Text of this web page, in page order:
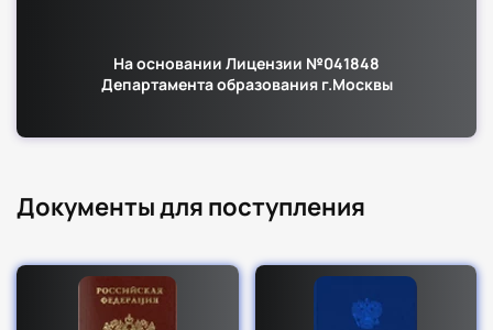
На основании Лицензии №041848
Департамента образования г.Москвы
Документы для поступления